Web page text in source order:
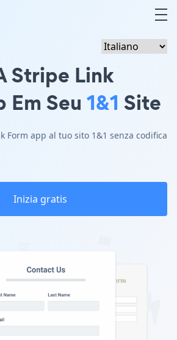
Stripe Link
Em Seu 1&1 Site
Form app al tuo sito 1&1 senza codifica
Inizia gratis